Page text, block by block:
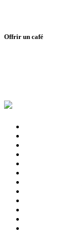
Offrir un café